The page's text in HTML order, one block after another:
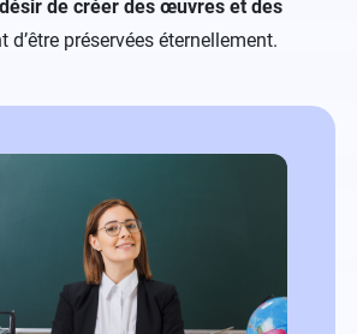
de créer des œuvres et des
d’être préservées éternellement.